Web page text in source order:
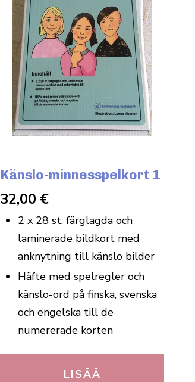
Känslo-minnesspelkort 1
32,00 €
2 x 28 st. färglagda och
laminerade bildkort med
anknytning till känslo bilder
Häfte med spelregler och
känslo-ord på finska, svenska
och engelska till de
numererade korten
LISÄÄ